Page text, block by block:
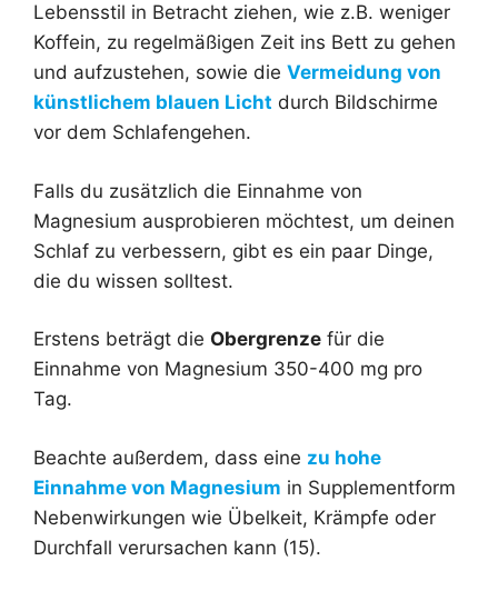
Lebensstil in Betracht ziehen, wie z.B. weniger
Koffein, zu regelmäßigen Zeit ins Bett zu gehen
und aufzustehen, sowie die Vermeidung von
künstlichem blauen Licht durch Bildschirme
vor dem Schlafengehen.
Falls du zusätzlich die Einnahme von
Magnesium ausprobieren möchtest, um deinen
Schlaf zu verbessern, gibt es ein paar Dinge,
die du wissen solltest.
Erstens beträgt die Obergrenze für die
Einnahme von Magnesium 350-400 mg pro
Tag.
Beachte außerdem, dass eine zu hohe
Einnahme von Magnesium in Supplementform
Nebenwirkungen wie Übelkeit, Krämpfe oder
Durchfall verursachen kann (15).